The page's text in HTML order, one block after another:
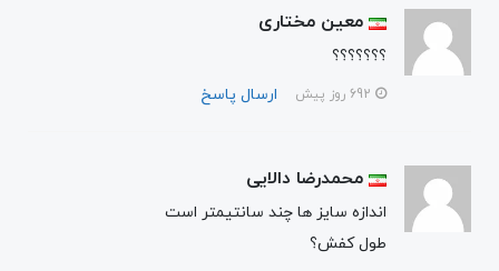
معین مختاری
؟؟؟؟؟؟؟
ارسال پاسخ
محمدرضا دالایی
اندازه سایز ها چند سانتیمتر است
طول کفش؟